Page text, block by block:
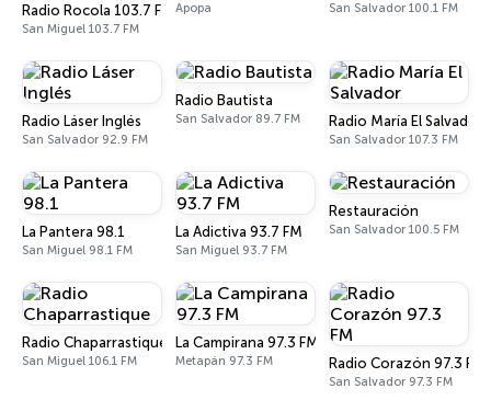
Radio Rocola 103.7 FM
San Miguel 103.7 FM
Apopa San Salvador 100.1 FM
Radio Láser Inglés
San Salvador 92.9 FM
Radio Bautista
San Salvador 89.7 FM Radio María El Salvador
San Salvador 107.3 FM
La Pantera 98.1
San Miguel 98.1 FM
La Adictiva 93.7 FM
San Miguel 93.7 FM
Restauración
San Salvador 100.5 FM
Radio Chaparrastique
San Miguel 106.1 FM
La Campirana 97.3 FM
Metapán 97.3 FM Radio Corazón 97.3 FM
San Salvador 97.3 FM